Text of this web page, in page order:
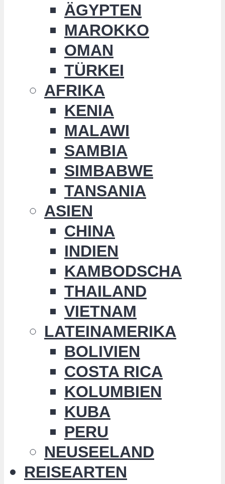
ÄGYPTEN
MAROKKO
OMAN
TÜRKEI
AFRIKA
KENIA
MALAWI
SAMBIA
SIMBABWE
TANSANIA
ASIEN
CHINA
INDIEN
KAMBODSCHA
THAILAND
VIETNAM
LATEINAMERIKA
BOLIVIEN
COSTA RICA
KOLUMBIEN
KUBA
PERU
NEUSEELAND
REISEARTEN